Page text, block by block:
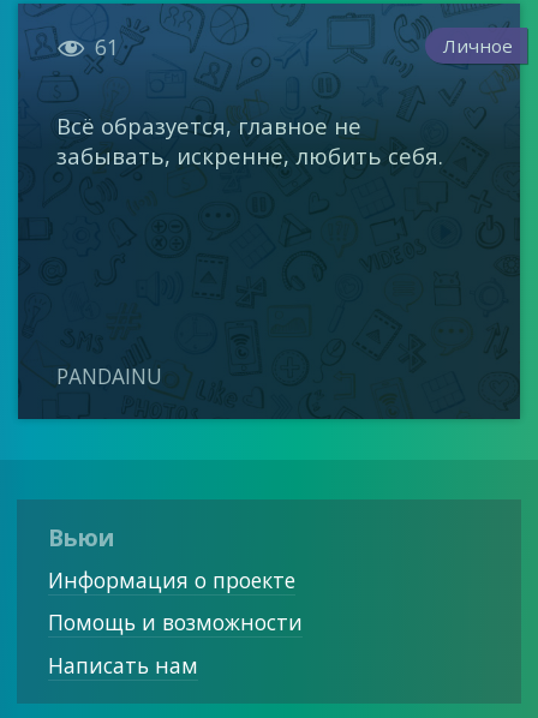
 61 Личное
Всё образуется, главное не
забывать, искренне, любить себя.
PANDAINU
Вьюи
Информация о проекте
Помощь и возможности
Написать нам